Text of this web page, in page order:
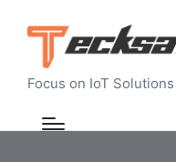
Focus on IoT